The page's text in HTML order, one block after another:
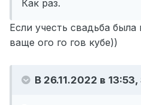
Как раз.
Если учесть свадьба
ваще ого го гов кубе))
В 26.11.2022 в 13:53,